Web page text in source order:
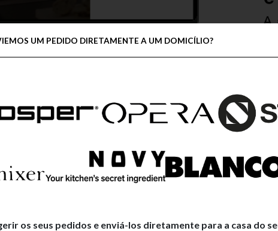
UM PEDIDO DIRETAMENTE A UM DOMICÍLIO?
os seus pedidos e enviá-los diretamente para a casa do